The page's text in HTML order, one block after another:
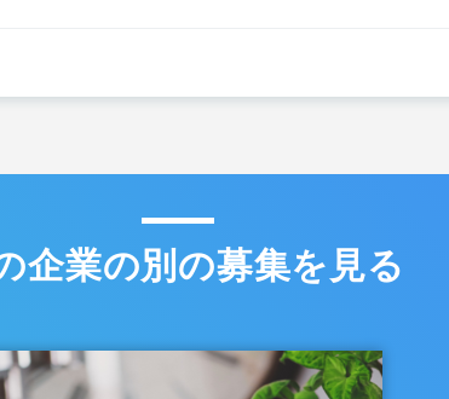
企業の別の募集を見る